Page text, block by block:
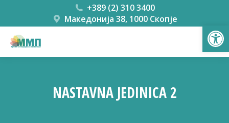
+389 (2) 310 3400
Македонија 38, 1000 Скопје
NASTAVNA JEDINICA 2